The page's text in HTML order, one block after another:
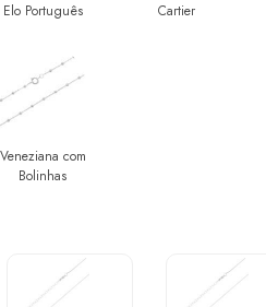
Elo Português Cartier
Veneziana com
Bolinhas